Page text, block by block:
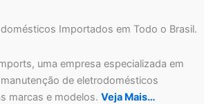
Importados em Todo o Brasil.
uma empresa especializada em
de eletrodomésticos
marcas e modelos. Veja Mais…